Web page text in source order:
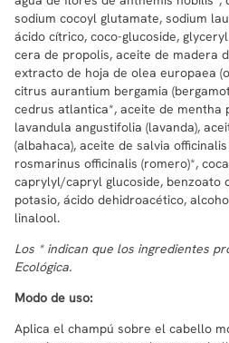
sodium cocoyl glutamate, sodium
ácido cítrico, coco-glucoside,
cera de propolis, aceite de madera
extracto de hoja de olea europaea
citrus aurantium bergamia
cedrus atlantica*, aceite de mentha
lavandula angustifolia (lavanda),
(albahaca), aceite de salvia
rosmarinus officinalis (romero)*,
caprylyl/capryl glucoside, benzoato
potasio, ácido dehidroacético,
linalool.
Los * indican que los ingredientes
Ecológica.
Modo de uso:
Aplica el champú sobre el cabello